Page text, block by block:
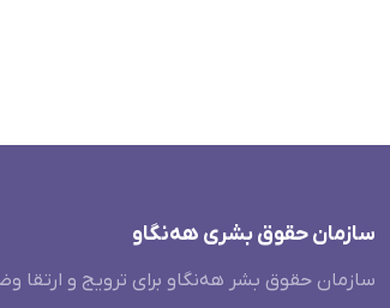
سازمان حقوق بشری هەنگاو
سازمان حقوق بشر هه‌نگاو برای ترویج و